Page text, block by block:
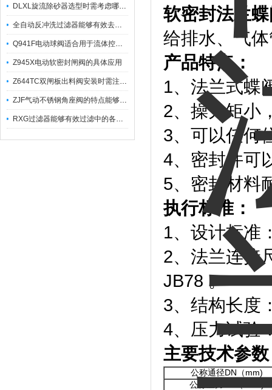
DLXL旋流除砂器选型时需考虑哪些因素？
全自动反冲洗过滤器能够有效去除不同粒径的固体杂
Q941F电动球阀适合用于流体控制需要迅速反应的场合
Z945X电动软密封闸阀的具体应用
Z644TC双闸板出料阀安装时需注意哪些事项？
ZJF气动不锈钢角座阀的特点能够稳定地控制介质流量
RXG过滤器能够有效过滤中的各种杂质
软密封法兰
给排水、气
产品特点：
1、法兰式蝶
2、操力矩小
3、可以任何
4、密封件可
5、密封材料
执行标准：
1、设计标准
2、法兰连接
JB78 。
3、结构长度
4、压力试验
主要技术参
公称通径DN（mm)
公称压力PN（MPa)